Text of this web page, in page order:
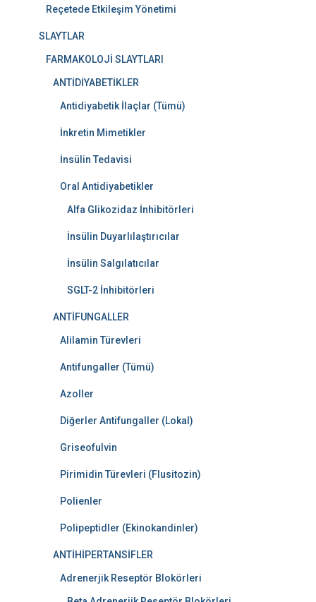
Reçetede Etkileşim Yönetimi
SLAYTLAR
FARMAKOLOJİ SLAYTLARI
ANTİDİYABETİKLER
Antidiyabetik İlaçlar (Tümü)
İnkretin Mimetikler
İnsülin Tedavisi
Oral Antidiyabetikler
Alfa Glikozidaz İnhibitörleri
İnsülin Duyarlılaştırıcılar
İnsülin Salgılatıcılar
SGLT-2 İnhibitörleri
ANTİFUNGALLER
Alilamin Türevleri
Antifungaller (Tümü)
Azoller
Diğerler Antifungaller (Lokal)
Griseofulvin
Pirimidin Türevleri (Flusitozin)
Polienler
Polipeptidler (Ekinokandinler)
ANTİHİPERTANSİFLER
Adrenerjik Reseptör Blokörleri